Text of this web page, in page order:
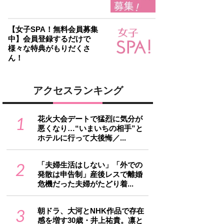
【女子SPA！無料会員募集
中】会員登録するだけで
様々な特典がもりだくさ
ん！
アクセスランキング
1
花火大会デートで猛烈に気分が
悪くなり…“いまいちの相手”と
ホテルに行って大後悔／...
2
「夫婦生活はしない」「外での
発散は申告制」産後レスで離婚
危機だった夫婦がたどり着...
3
朝ドラ、大河とNHK作品で存在
感を増す30歳・井上祐貴。凛と